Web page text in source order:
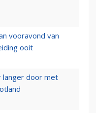
vooravond van
ooit
langer door met